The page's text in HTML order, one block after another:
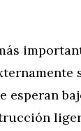
esperan